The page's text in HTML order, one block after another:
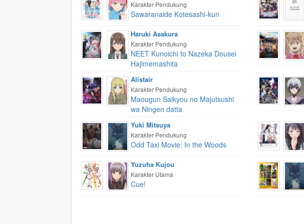
Karakter Pendukung
Sawaranaide Kotesashi-kun
Haruki Asakura
Karakter Pendukung
NEET Kunoichi to Nazeka Dousei
Hajimemashita
Alistair
Karakter Pendukung
Maougun Saikyou no Majutsushi
wa Ningen datta
Yuki Mitsuya
Karakter Pendukung
Odd Taxi Movie: In the Woods
Yuzuha Kujou
Karakter Utama
Cue!